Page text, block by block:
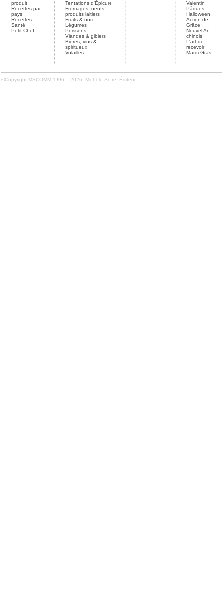
produit
Recettes par
pays
Recettes
Santé
Petit Chef
Tentations d'Épicure
Fromages, oeufs,
produits laitiers
Fruits & noix
Légumes
Poissons
Viandes & gibiers
Bières, vins &
spiritueux
Volailles
Valentin
Pâques
Halloween
Action de
Grâce
Nouvel An
chinois
L'art de
recevoir
Mardi Gras
©Copyright MSCOMM 1996 – 2026. Michèle Serre, Éditeur